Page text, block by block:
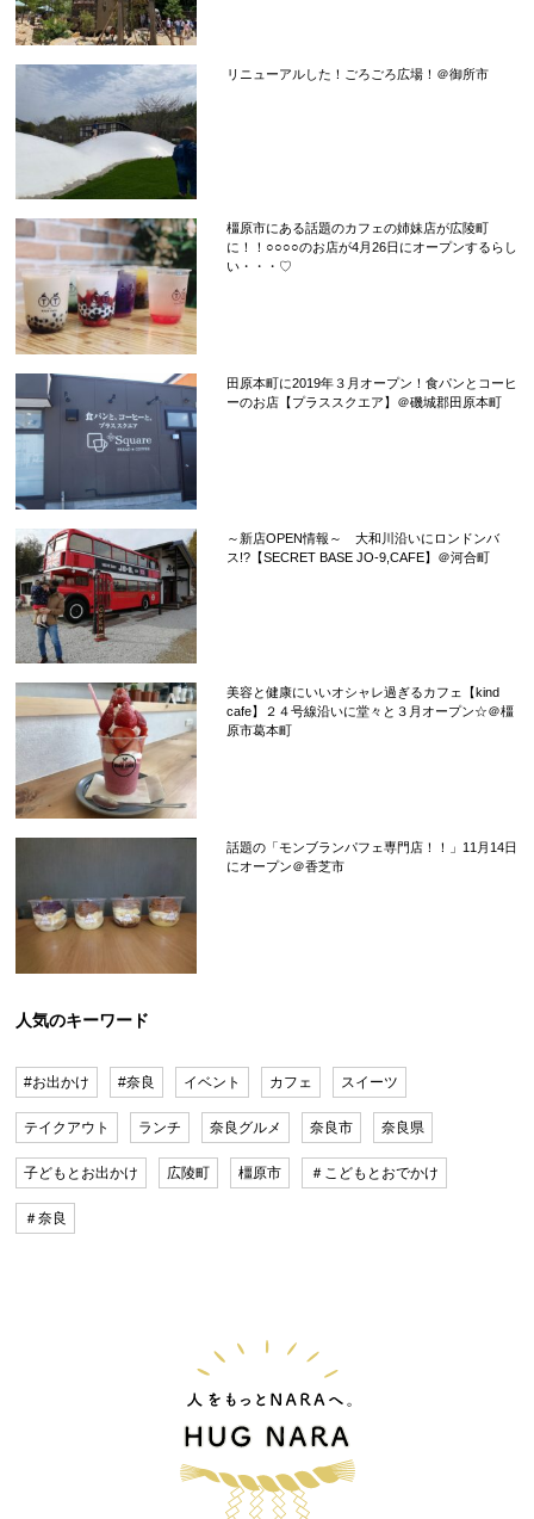
リニューアルした！ごろごろ広場！＠御所市
橿原市にある話題のカフェの姉妹店が広陵町
に！！○○○○のお店が4月26日にオープンするらし
い・・・♡
田原本町に2019年３月オープン！食パンとコーヒ
ーのお店【プラススクエア】＠磯城郡田原本町
～新店OPEN情報～ 大和川沿いにロンドンバ
ス!?【SECRET BASE JO-9,CAFE】＠河合町
美容と健康にいいオシャレ過ぎるカフェ【kind
cafe】２４号線沿いに堂々と３月オープン☆＠橿
原市葛本町
話題の「モンブランパフェ専門店！！」11月14日
にオープン＠香芝市
人気のキーワード
#お出かけ #奈良 イベント カフェ スイーツ
テイクアウト ランチ 奈良グルメ 奈良市 奈良県
子どもとお出かけ 広陵町 橿原市 ＃こどもとおでかけ
＃奈良